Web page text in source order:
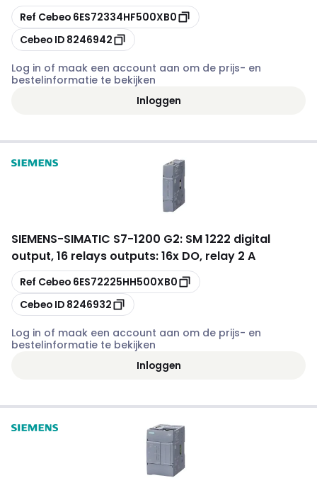
Kopiëren
Ref Cebeo 6ES72334HF500XB0
Kopiëren
Cebeo ID 8246942
Log in of maak een account aan om de prijs- en
bestelinformatie te bekijken
Inloggen
SIEMENS-SIMATIC S7-1200 G2: SM 1222 digital
output, 16 relays outputs: 16x DO, relay 2 A
Kopiëren
Ref Cebeo 6ES72225HH500XB0
Kopiëren
Cebeo ID 8246932
Log in of maak een account aan om de prijs- en
bestelinformatie te bekijken
Inloggen